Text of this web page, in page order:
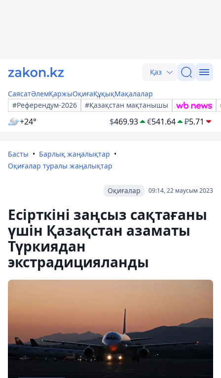
Қаз
СаясатӘлемҚаржыОқиғаҚұқықМақалалар
#Референдум-2026
#Қазақстан мақтанышы
+24° $469.93 €541.64 ₽5.71
Басты
Барлық жаңалықтар
Оқиғалар туралы жаңалықтар
09:14, 22 маусым 2023
Оқиғалар
Есірткіні заңсыз сақтағаны
үшін Қазақстан азаматы
Түркиядан
экстрадицияланды